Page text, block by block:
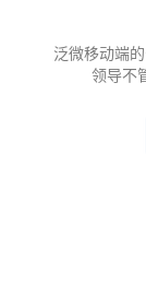
泛微移动端
领导不